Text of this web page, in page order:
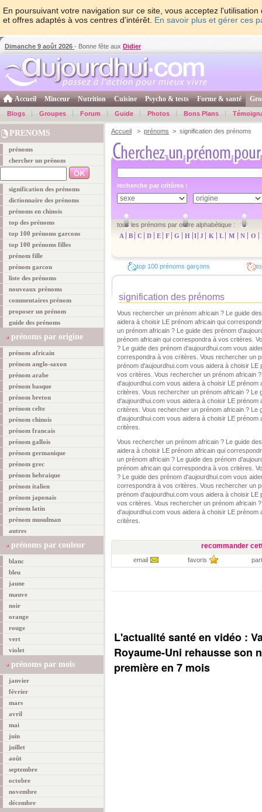
En poursuivant votre navigation sur ce site, vous acceptez
et offres adaptés à vos centres d'intérêt. En savoir plus et gérer ces
Dimanche 9 août 2026 - Bonne fête aux Didier
Accueil Minceur Nutrition Cuisine Psycho & tests Forme & santé
Blogs Groupes Forum Guide Photos Bons Plans
PRENOMS
prénoms
chercher un prénom
signification des prénoms
dictionnaire des prénoms
prénoms en chinois
top des prénoms
top 100 prénoms garcons
top 100 prénoms filles
prénom fille
prénom garcon
liste des prénoms
nouveaux prénoms
commentaires prénom
proposer un prénom
guide des prénoms
prénoms par origine
prénom africain
prénom anglo-saxon
prénom arabe
prénom basque
prénom breton
prénom celte
prénom chinois
prénom francais
prénom gallois
prénom germanique
prénom grec
prénom hebraique
prénom italien
prénom japonais
prénom latin
prénom musulman
autres
prénoms par couleur
blanc
bleu
jaune
mauve
noir
orange
rouge
vert
violet
prénoms par mois
janvier
février
mars
avril
mai
juin
juillet
août
septembre
octobre
novembre
décembre
Accueil > prénoms > signification des prénoms
recherche par critères :
tous les prénoms par ordre alphabétique :
A
B C D E F G H I J K L M N O
top 100 prénoms garçons
signification des prénoms
Vous rechercher un prénom africain ? Le guide
aidera à choisir LE prénom africain qui
un prénom africain ? Le guide des prénom
prénom africain qui correspondra à vos critères.
? Le guide des prénom d'aujourdhui.com vous
correspondra à vos critères. Vous rechercher un
prénom d'aujourdhui.com vous aidera à choisir
vos critères. Vous rechercher un prénom africain
d'aujourdhui.com vous aidera à choisir LE
critères. Vous rechercher un prénom africain ? Le
d'aujourdhui.com vous aidera à choisir LE
critères. Vous rechercher un prénom africain ? Le
d'aujourdhui.com vous aidera à choisir LE
critères.
Vous rechercher un prénom africain ? Le guide
aidera à choisir LE prénom africain qui
un prénom africain ? Le guide des prénom
prénom africain qui correspondra à vos critères.
? Le guide des prénom d'aujourdhui.com vous
correspondra à vos critères. Vous rechercher un
prénom d'aujourdhui.com vous aidera à choisir
vos critères. Vous rechercher un prénom africain
d'aujourdhui.com vous aidera à choisir LE
critères.
recommander
email favoris
L'actualité santé en vidéo :
Royaume-Uni rehausse son
première en 7 mois